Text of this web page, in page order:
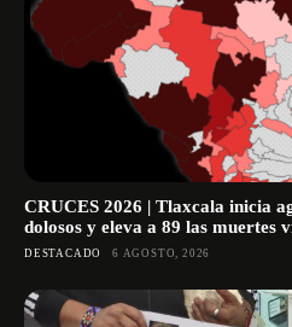
CRUCES 2026 | Tlaxcala inicia
dolosos y eleva a 89 las muertes
DESTACADO 6 AGOSTO, 2026